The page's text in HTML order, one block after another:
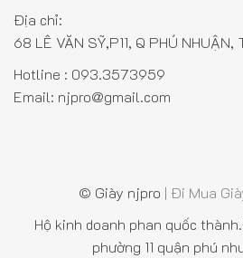
Địa chỉ:
68 LÊ VĂN SỸ,P11, Q PHÚ NHUẬN,
Hotline : 093.3573959
Email: njpro@gmail.com
© Giày njpro | Đi Mua
Hộ kinh doanh phan quốc
phường 11 quận phú